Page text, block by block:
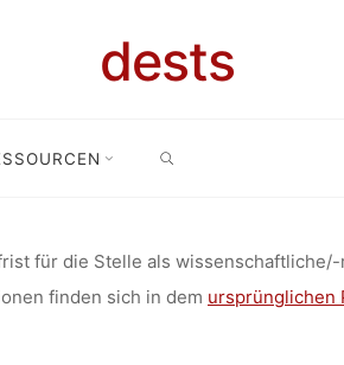
dests
Wissenschaftliche/-r
für die Stelle als
finden sich in dem ursprünglichen